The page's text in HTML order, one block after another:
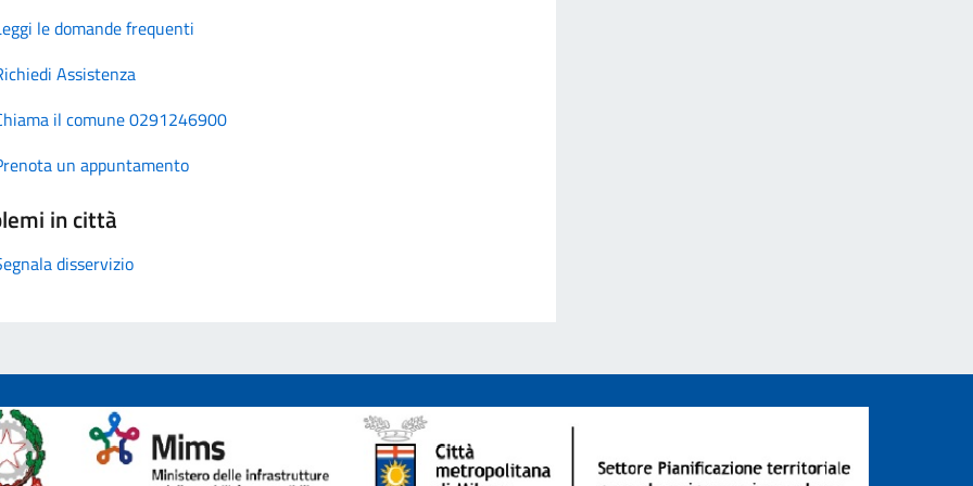
le domande frequenti
Assistenza
il comune 0291246900
un appuntamento
in città
disservizio